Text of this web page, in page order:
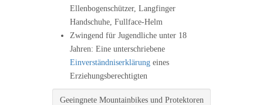
Ellenbogenschützer, Langfinger
Handschuhe, Fullface-Helm
Zwingend für Jugendliche unter 18
Jahren: Eine unterschriebene
Einverständniserklärung eines
Erziehungsberechtigten
Geeingnete Mountainbikes und Protektoren